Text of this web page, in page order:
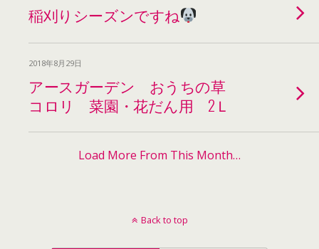
稲刈りシーズンですね
2018年8月29日
アースガーデン おうちの草
コロリ 菜園・花だん用 2Ｌ
Load More From This Month…
Back to top